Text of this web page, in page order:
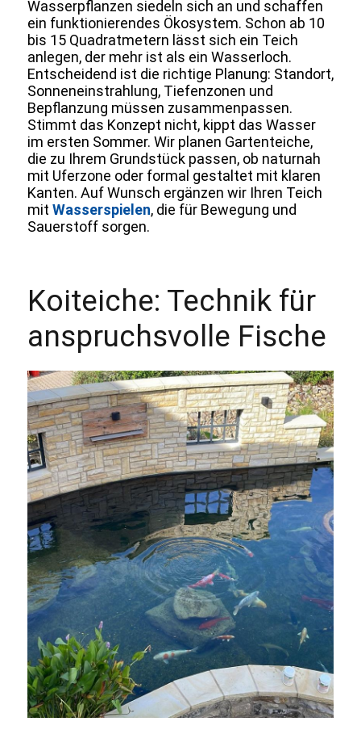
Wasserpflanzen siedeln sich an und schaffen
ein funktionierendes Ökosystem. Schon ab 10
bis 15 Quadratmetern lässt sich ein Teich
anlegen, der mehr ist als ein Wasserloch.
Entscheidend ist die richtige Planung: Standort,
Sonneneinstrahlung, Tiefenzonen und
Bepflanzung müssen zusammenpassen.
Stimmt das Konzept nicht, kippt das Wasser
im ersten Sommer. Wir planen Gartenteiche,
die zu Ihrem Grundstück passen, ob naturnah
mit Uferzone oder formal gestaltet mit klaren
Kanten. Auf Wunsch ergänzen wir Ihren Teich
mit Wasserspielen, die für Bewegung und
Sauerstoff sorgen.
Koiteiche: Technik für
anspruchsvolle Fische